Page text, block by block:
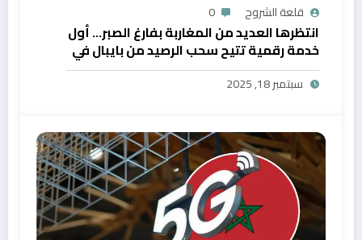
قلعة الشروح 0
انتظرها العديد من المغاربة بفارغ الصبر… أول
خدمة رقمية تتيح سحب الرصيد من بايبال في
المغرب
سبتمبر 18, 2025